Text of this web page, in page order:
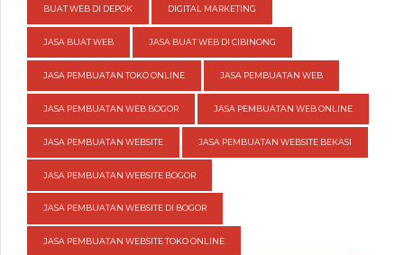
BUAT WEB DI DEPOK DIGITAL MARKETING
JASA BUAT WEB JASA BUAT WEB DI CIBINONG
JASA PEMBUATAN TOKO ONLINE JASA PEMBUATAN WEB
JASA PEMBUATAN WEB BOGOR JASA PEMBUATAN WEB ONLINE
JASA PEMBUATAN WEBSITE JASA PEMBUATAN WEBSITE BEKASI
JASA PEMBUATAN WEBSITE BOGOR
JASA PEMBUATAN WEBSITE DI BOGOR
JASA PEMBUATAN WEBSITE TOKO ONLINE